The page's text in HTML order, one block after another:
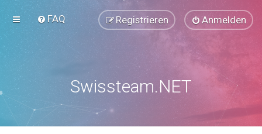
FAQ Anmelden
Registrieren
Swissteam.NET